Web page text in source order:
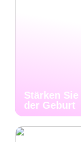
Stärken
der Geburt